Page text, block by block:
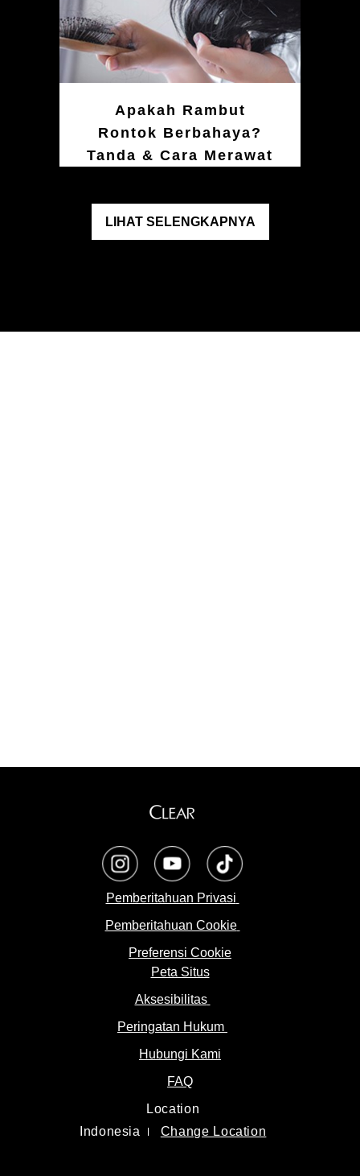
Apakah Rambut
Rontok Berbahaya?
Tanda & Cara Merawat
LIHAT SELENGKAPNYA
opens in a new tab
opens in a new tabopens in a new tab
Pemberitahuan Privasi
Pemberitahuan Cookie
Preferensi Cookie
Peta Situs
Aksesibilitas
Peringatan Hukum
Hubungi Kami
FAQ
Location
Indonesia
Change Location